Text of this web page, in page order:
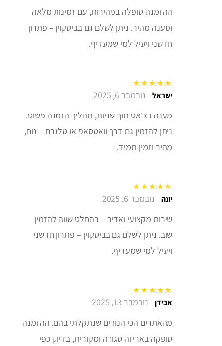
ההזמנה טופלה במהירות, עם זמינות מלאה
ומענה מהיר. ניתן לשלם גם בביטקוין – פתרון
חדשני ויעיל למי שמעדיף.
דורג5מתוך 5ישראל נובמבר 6, 2025
מענה בצ׳אט תוך שניות, תהליך הזמנה פשוט.
ניתן להזמין גם דרך וואטסאפ או טלגרם – נוח,
מהיר וזמין תמיד.
דורג5מתוך 5 יונה נובמבר 6, 2025
שירות מקצועי ואדיב – בהחלט שווה להזמין
שוב. ניתן לשלם גם בביטקוין – פתרון חדשני
ויעיל למי שמעדיף.
דורג5מתוך 5אבידן נובמבר 13, 2025
מהאתרים הכי הנוחים שנתקלתי בהם. ההזמנה
סופקה באריזה סגורה ומקורית, בדיוק כפי